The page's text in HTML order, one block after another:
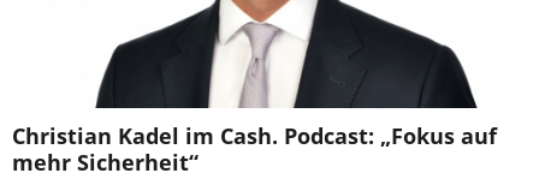
Christian Kadel im Cash. Podcast: „Fokus auf
mehr Sicherheit“